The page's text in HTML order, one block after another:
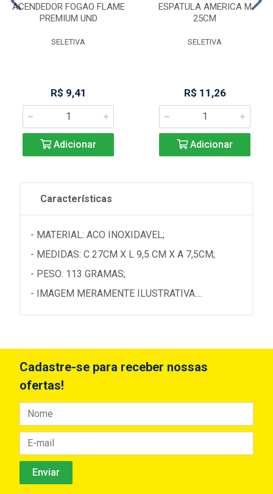
ACENDEDOR FOGAO FLAME
PREMIUM UND
SELETIVA
R$ 9,41
Adicionar
ESPATULA AMERICA M
25CM
SELETIVA
R$ 11,26
Adicionar
Características
- MATERIAL: ACO INOXIDAVEL;
- MEDIDAS: C 27CM X L 9,5 CM X A 7,5CM;
- PESO: 113 GRAMAS;
- IMAGEM MERAMENTE ILUSTRATIVA....
Cadastre-se para receber nossas
ofertas!